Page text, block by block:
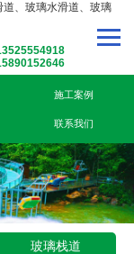
、玻璃水滑道、玻璃
施工案例
联系我们
玻璃栈道